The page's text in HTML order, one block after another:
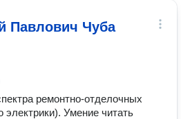
Павлович Чуба
ремонтно-отделочных
электрики). Умение читать